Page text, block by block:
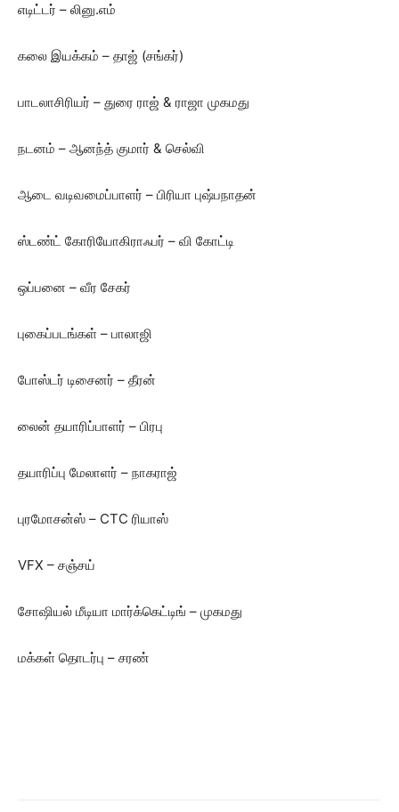
எடிட்டர் – லினு.எம்
கலை இயக்கம் – தாஜ் (சங்கர்)
பாடலாசிரியர் – துரை ராஜ் & ராஜா முகமது
நடனம் – ஆனந்த் குமார் & செல்வி
ஆடை வடிவமைப்பாளர் – பிரியா புஷ்பநாதன்
ஸ்டண்ட் கோரியோகிராஃபர் – வி கோட்டி
ஒப்பனை – வீர சேகர்
புகைப்படங்கள் – பாலாஜி
போஸ்டர் டிசைனர் – தீரன்
லைன் தயாரிப்பாளர் – பிரபு
தயாரிப்பு மேலாளர் – நாகராஜ்
புரமோசன்ஸ் – CTC ரியாஸ்
VFX – சஞ்சய்
சோஷியல் மீடியா மார்க்கெட்டிங் – முகமது
மக்கள் தொடர்பு – சரண்